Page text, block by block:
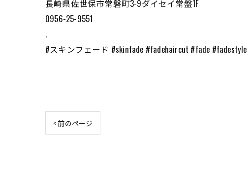
長崎県佐世保市常磐町3-9ダイセイ常盤1F
0956-25-9551
.
#スキンフェード #skinfade #fadehaircut #fade #fadestyle
< 前のページ